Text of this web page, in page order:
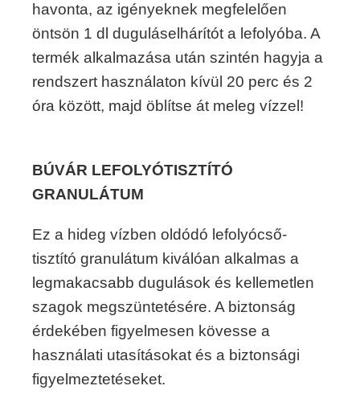
havonta, az igényeknek megfelelően
öntsön 1 dl duguláselhárítót a lefolyóba. A
termék alkalmazása után szintén hagyja a
rendszert használaton kívül 20 perc és 2
óra között, majd öblítse át meleg vízzel!
BÚVÁR LEFOLYÓTISZTÍTÓ
GRANULÁTUM
Ez a hideg vízben oldódó lefolyócső-
tisztító granulátum kiválóan alkalmas a
legmakacsabb dugulások és kellemetlen
szagok megszüntetésére. A biztonság
érdekében figyelmesen kövesse a
használati utasításokat és a biztonsági
figyelmeztetéseket.